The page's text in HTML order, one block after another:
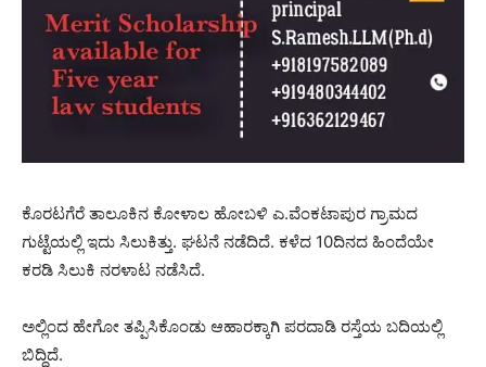
ಕೊರಟಗೆರೆ ತಾಲೂಕಿನ ಕೋಳಾಲ ಹೋಬಳಿ ಎ.ವೆಂಕಟಾಪುರ ಗ್ರಾಮದ
ಗುಟ್ಟೆಯಲ್ಲಿ ಇದು ಸಿಲುಕಿತ್ತು. ಘಟನೆ ನಡೆದಿದೆ. ಕಳೆದ 10ದಿನದ ಹಿಂದೆಯೇ
ಕರಡಿ ಸಿಲುಕಿ ನರಳಾಟ ನಡೆಸಿದೆ.
ಅಲ್ಲಿಂದ‌‌ ಹೇಗೋ ತಪ್ಪಿಸಿಕೊಂಡು ಆಹಾರಕ್ಕಾಗಿ ಪರದಾಡಿ ರಸ್ತೆಯ ಬದಿಯಲ್ಲಿ
ಬಿದ್ದಿದೆ.